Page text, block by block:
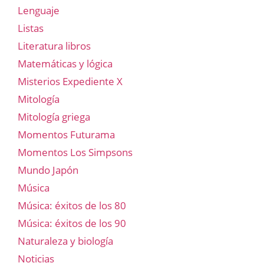
Lenguaje
Listas
Literatura libros
Matemáticas y lógica
Misterios Expediente X
Mitología
Mitología griega
Momentos Futurama
Momentos Los Simpsons
Mundo Japón
Música
Música: éxitos de los 80
Música: éxitos de los 90
Naturaleza y biología
Noticias